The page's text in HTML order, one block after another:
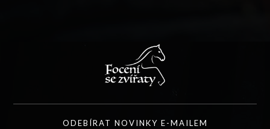
ODEBÍRAT NOVINKY E-MAILEM